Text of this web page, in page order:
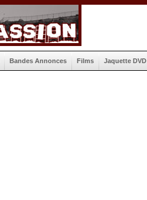
Bandes Annonces Films Jaquette DVD